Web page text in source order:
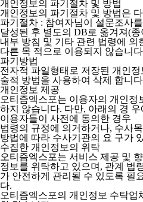
개인정보의 파기절차 및 방법
개인정보의 파기절차 및 방법은
파기절차 : 참여자님이 설문조사
달성된 후 별도의 DB로 옮겨져(
내부 방침 및 기타 관련 법령에 의
다른 목 적으로 이용되지 않습니
파기방법
전자적 파일형태로 저장된 개인정
술적 방법을 사용하여 삭제 합니
개인정보 제공
오티즘엑스포는 이용자의 개인정
하지 않습니다. 다만, 아래의 경
이용자들이 사전에 동의한 경우
법령의 규정에 의거하거나, 수사
방법에 따라 수사기관의 요 구가
수집한 개인정보의 위탁
오티즘엑스포는 서비스 제공 및
정보를 위탁하고 있으며, 관계 법
가 안전하게 관리될 수 있도록 필
다.
오티즘엑스포의 개인정보 수탁업